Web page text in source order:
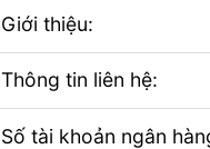
Giới thiệu:
Thông tin liên hệ:
Số tài khoản ngân